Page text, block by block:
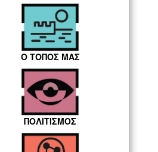
Ο ΤΟΠΟΣ ΜΑΣ
ΠΟΛΙΤΙΣΜΟΣ